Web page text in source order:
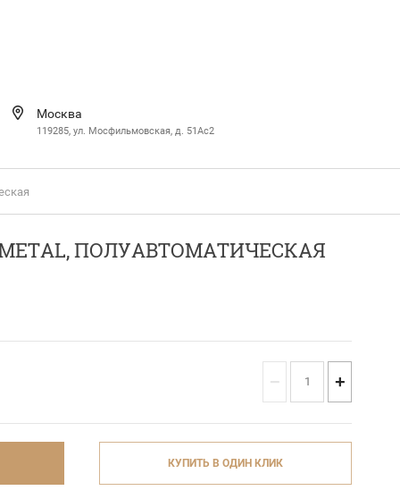
Москва
119285, ул. Мосфильмовская, д. 51Ac2
METAL, ПОЛУАВТОМАТИЧЕСКАЯ
− +
КУПИТЬ В ОДИН КЛИК